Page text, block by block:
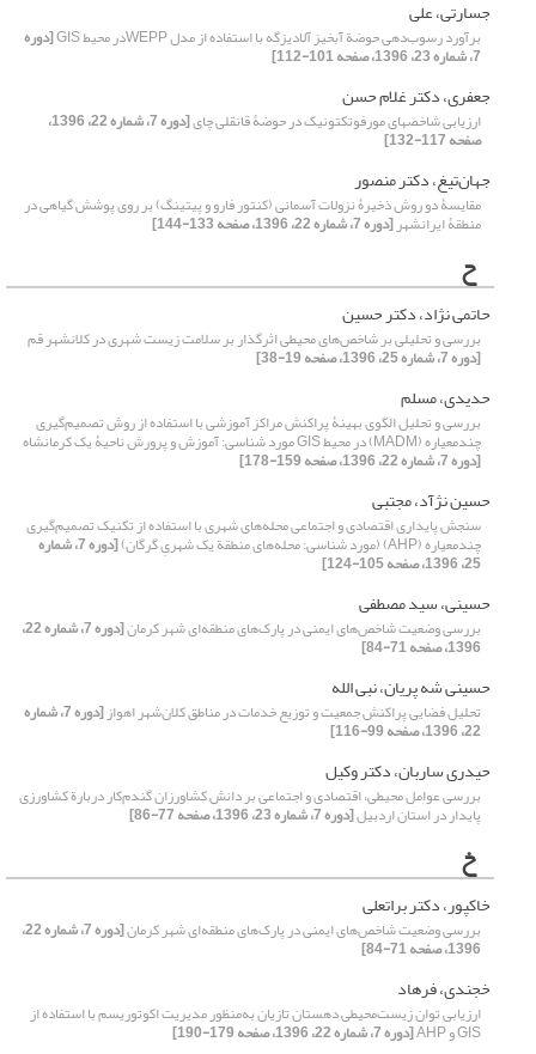
جسارتی، علی
برآورد رسوب‌دهی حوضة آبخیز آلادیزگه با استفاده از مدل WEPPدر محیط GIS [دوره
7، شماره 23، 1396، صفحه 101-112]
جعفری، دکتر غلام حسن
ارزیابی شاخص‏های مورفوتکتونیک در حوضۀ قانقلی‏ چای [دوره 7، شماره 22، 1396،
صفحه 117-132]
جهان‌تیغ، دکتر منصور
مقایسۀ دو روش ذخیرۀ نزولات آسمانی (کنتور فارو و پیتینگ) بر روی پوشش گیاهی در
منطقۀ ایرانشهر[دوره 7، شماره 22، 1396، صفحه 133-144]
ح
حاتمی نژاد، دکتر حسین
بررسی و تحلیلی بر ‌‌شاخص‌های محیطی اثرگذار بر سلامت زیست شهری در کلانشهر قم
[دوره 7، شماره 25، 1396، صفحه 19-38]
حدیدی، مسلم
بررسی و تحلیل الگوی بهینۀ پراکنش مراکز آموزشی با استفاده از روش تصمیم‌گیری
چند‌معیاره (MADM) در محیط GIS مورد شناسی: آموزش ‌و ‌پرورش ناحیۀ یک کرمانشاه
[دوره 7، شماره 22، 1396، صفحه 159-178]
حسین نژآد، مجتبی
سنجش پایداری اقتصادی و اجتماعی محله‌های شهری با استفاده از تکنیک تصمیم‌گیری
چند‌معیاره (AHP) (مورد شناسی: محله‌های منطقة یک شهریِ گرگان) [دوره 7، شماره
25، 1396، صفحه 105-124]
حسینی، سید مصطفی
بررسی وضعیت شاخص‌های ایمنی در پارک‌های منطقه‌ای شهر کرمان [دوره 7، شماره 22،
1396، صفحه 71-84]
حسینی شه پریان، نبی الله
تحلیل فضایی پراکنش جمعیت و توزیع خدمات در مناطق کلان‌شهر اهواز [دوره 7، شماره
22، 1396، صفحه 99-116]
حیدری ساربان، دکتر وکیل
بررسی عوامل محیطی، اقتصادی و اجتماعی بر دانش کشاورزان گندم‌کار دربارة کشاورزی
پایدار در استان اردبیل[دوره 7، شماره 23، 1396، صفحه 77-86]
خ
خاکپور، دکتر براتعلی
بررسی وضعیت شاخص‌های ایمنی در پارک‌های منطقه‌ای شهر کرمان [دوره 7، شماره 22،
1396، صفحه 71-84]
خجندی، فرهاد
ارزیابی توان زیست‌محیطی دهستان تازیان به‌منظور مدیریت اکوتوریسم با استفاده از
GIS و AHP [دوره 7، شماره 22، 1396، صفحه 179-190]